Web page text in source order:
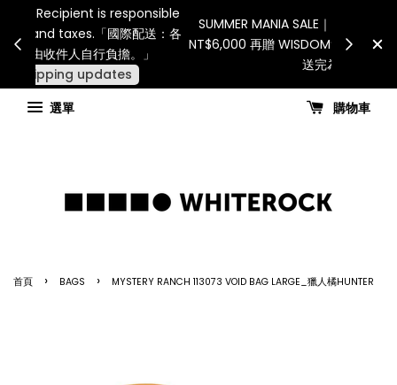
連假期間宅配服務將暫停配送。 如遇假日、天災或其
他不可抗力因素，出貨安排可能調整，敬請見諒
查看國內宅配最新公告
for all
國
選單
購物車
首頁 › BAGS › MYSTERY RANCH 113073 VOID BAG LARGE_獵人橘HUNTER